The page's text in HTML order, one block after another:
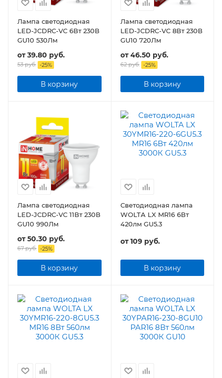
Лампа светодиодная
LED-JCDRC-VC 6Вт 230В
GU10 530Лм
от39.80 руб.
53 руб. -25%
В корзину
Лампа светодиодная
LED-JCDRC-VC 8Вт 230В
GU10 720Лм
от46.50 руб.
62 руб. -25%
В корзину
Лампа светодиодная
LED-JCDRC-VC 11Вт 230В
GU10 990Лм
от50.30 руб.
67 руб. -25%
В корзину
Светодиодная лампа
WOLTA LX MR16 6Вт
420лм GU5.3
от109 руб.
В корзину